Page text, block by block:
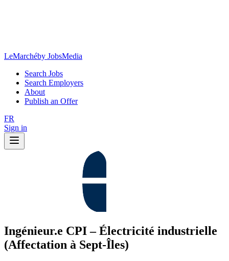
LeMarchéby JobsMedia
Search Jobs
Search Employers
About
Publish an Offer
FR
Sign in
Ingénieur.e CPI – Électricité industrielle
(Affectation à Sept-Îles)